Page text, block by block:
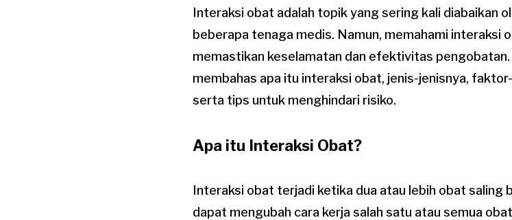
Interaksi obat adalah topik yang sering kali diabaikan
beberapa tenaga medis. Namun, memahami interaksi
memastikan keselamatan dan efektivitas pengobatan.
membahas apa itu interaksi obat, jenis-jenisnya,
serta tips untuk menghindari risiko.
Apa itu Interaksi Obat?
Interaksi obat terjadi ketika dua atau lebih obat saling
dapat mengubah cara kerja salah satu atau semua